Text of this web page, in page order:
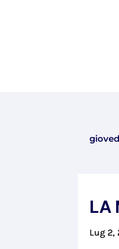
LA
Lug 2,